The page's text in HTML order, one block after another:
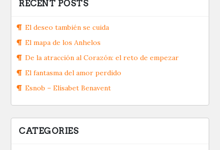
RECENT POSTS
El deseo también se cuida
El mapa de los Anhelos
De la atracción al Corazón: el reto de empezar
El fantasma del amor perdido
Esnob – Elísabet Benavent
CATEGORIES